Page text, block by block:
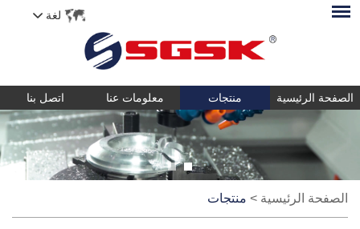
لغة
الصفحة الرئيسية منتجات معلومات عنا اتصل بنا
الصفحة الرئيسية > منتجات